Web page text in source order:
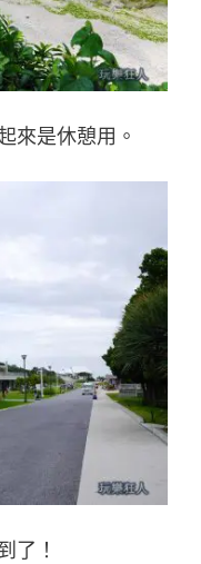
來是休憩用。
了！